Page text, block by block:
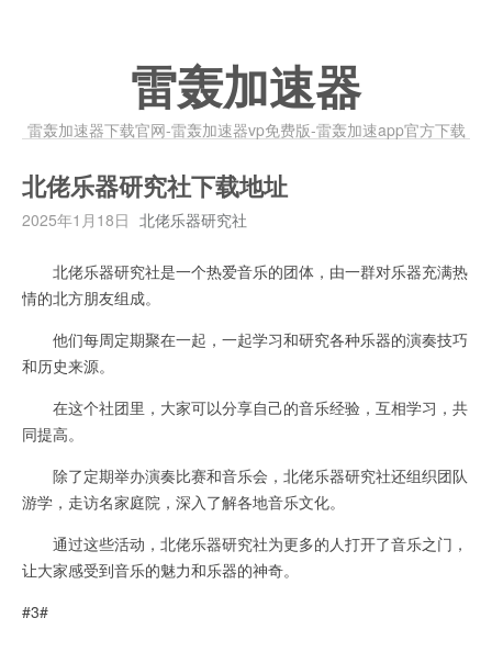
雷轰加速器
雷轰加速器下载官网-雷轰加速器vp免费版-雷轰加速app官方下载
北佬乐器研究社下载地址
2025年1月18日 北佬乐器研究社
北佬乐器研究社是一个热爱音乐的团体，由一群对乐器充满热
情的北方朋友组成。
他们每周定期聚在一起，一起学习和研究各种乐器的演奏技巧
和历史来源。
在这个社团里，大家可以分享自己的音乐经验，互相学习，共
同提高。
除了定期举办演奏比赛和音乐会，北佬乐器研究社还组织团队
游学，走访名家庭院，深入了解各地音乐文化。
通过这些活动，北佬乐器研究社为更多的人打开了音乐之门，
让大家感受到音乐的魅力和乐器的神奇。
#3#